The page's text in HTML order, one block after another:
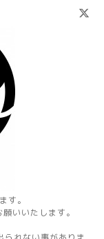
す。
いいたします。